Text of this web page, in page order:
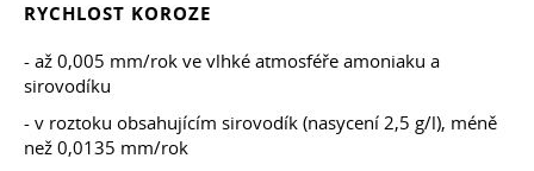
RYCHLOST KOROZE
- až 0,005 mm/rok ve vlhké atmosféře amoniaku a
sirovodíku
- v roztoku obsahujícím sirovodík (nasycení 2,5 g/l), méně
než 0,0135 mm/rok